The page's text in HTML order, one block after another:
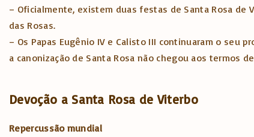
– Oficialmente, existem duas festas de Santa Rosa de
das Rosas.
– Os Papas Eugênio IV e Calisto III continuaram o seu
a canonização de Santa Rosa não chegou aos termos
Devoção a Santa Rosa de Viterbo
Repercussão mundial